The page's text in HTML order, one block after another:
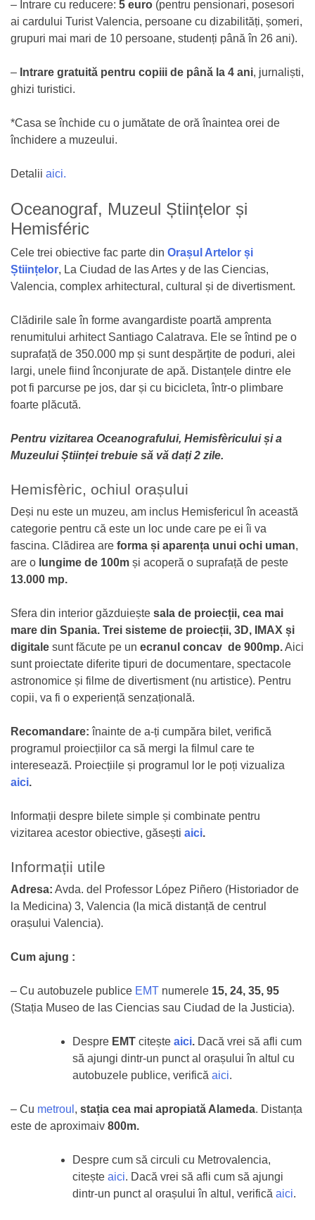
– Intrare cu reducere: 5 euro (pentru pensionari, posesori
ai cardului Turist Valencia, persoane cu dizabilități, șomeri,
grupuri mai mari de 10 persoane, studenți până în 26 ani).
– Intrare gratuită pentru copiii de până la 4 ani, jurnaliști,
ghizi turistici.
*Casa se închide cu o jumătate de oră înaintea orei de
închidere a muzeului.
Detalii aici.
Oceanograf, Muzeul Științelor și
Hemisféric
Cele trei obiective fac parte din Orașul Artelor și
Științelor, La Ciudad de las Artes y de las Ciencias,
Valencia, complex arhitectural, cultural și de divertisment.
Clădirile sale în forme avangardiste poartă amprenta
renumitului arhitect Santiago Calatrava. Ele se întind pe o
suprafață de 350.000 mp și sunt despărțite de poduri, alei
largi, unele fiind înconjurate de apă. Distanțele dintre ele
pot fi parcurse pe jos, dar și cu bicicleta, într-o plimbare
foarte plăcută.
Pentru vizitarea Oceanografului, Hemisfèriculuiși a
Muzeului Științei trebuie să vă dați 2 zile.
Hemisfèric, ochiul orașului
Deși nu este un muzeu, am inclus Hemisfericul în această
categorie pentru că este un loc unde care pe ei îi va
fascina. Clădirea are forma și aparența unui ochi uman,
are o lungime de 100m și acoperă o suprafață de peste
13.000 mp.
Sfera din interior găzduiește sala de proiecții, cea mai
mare din Spania. Trei sisteme de proiecții, 3D, IMAX și
digitale sunt făcute pe un ecranul concav de 900mp.Aici
sunt proiectate diferite tipuri de documentare, spectacole
astronomice și filme de divertisment (nu artistice). Pentru
copii, va fi o experiență senzațională.
Recomandare: înainte de a-ți cumpăra bilet, verifică
programul proiecțiilor ca să mergi la filmul care te
interesează. Proiecțiile și programul lor le poți vizualiza
aici.
Informații despre bilete simple și combinate pentru
vizitarea acestor obiective, găsești aici.
Informații utile
Adresa: Avda. del Professor López Piñero (Historiador de
la Medicina) 3, Valencia (la mică distanță de centrul
orașului Valencia).
Cum ajung :
– Cu autobuzele publice EMT numerele 15, 24, 35, 95
(Stația Museo de las Ciencias sau Ciudad de la Justicia).
Despre EMT citește aici. Dacă vrei să afli cum
să ajungi dintr-un punct al orașului în altul cu
autobuzele publice, verifică aici.
– Cu metroul , stația cea mai apropiată Alameda. Distanța
este de aproximaiv 800m.
Despre cum să circuli cu Metrovalencia,
citește aici. Dacă vrei să afli cum să ajungi
dintr-un punct al orașului în altul, verifică aici.